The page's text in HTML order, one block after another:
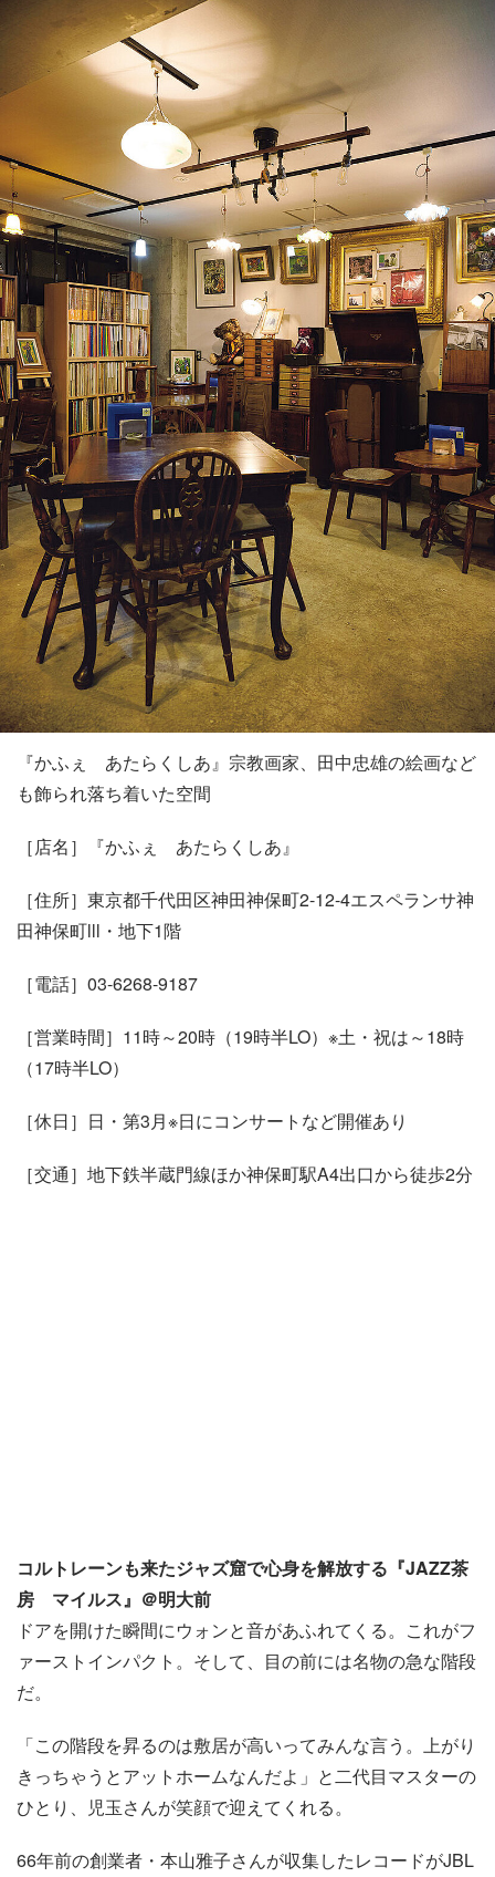
『かふぇ あたらくしあ』宗教画家、田中忠雄の絵画など
も飾られ落ち着いた空間
［店名］『かふぇ あたらくしあ』
［住所］東京都千代田区神田神保町2-12-4エスペランサ神
田神保町lll・地下1階
［電話］03-6268-9187
［営業時間］11時～20時（19時半LO）※土・祝は～18時
（17時半LO）
［休日］日・第3月※日にコンサートなど開催あり
［交通］地下鉄半蔵門線ほか神保町駅A4出口から徒歩2分
コルトレーンも来たジャズ窟で心身を解放する『JAZZ茶
房 マイルス』＠明大前
ドアを開けた瞬間にウォンと音があふれてくる。これがフ
ァーストインパクト。そして、目の前には名物の急な階段
だ。
「この階段を昇るのは敷居が高いってみんな言う。上がり
きっちゃうとアットホームなんだよ」と二代目マスターの
ひとり、児玉さんが笑顔で迎えてくれる。
66年前の創業者・本山雅子さんが収集したレコードがJBL